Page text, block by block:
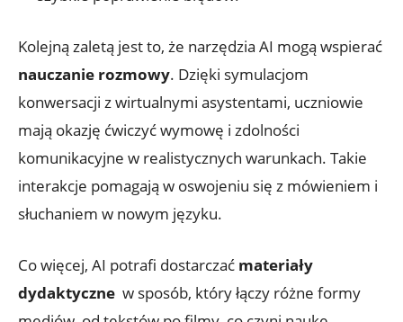
Kolejną zaletą ⁤jest to,​ że narzędzia AI ​mogą wspierać
nauczanie rozmowy. ⁣Dzięki ‍symulacjom​
konwersacji z⁣ wirtualnymi‍ asystentami, ⁤uczniowie
mają​ okazję ćwiczyć wymowę i ⁣zdolności
komunikacyjne w realistycznych warunkach. ⁣Takie
interakcje pomagają w oswojeniu się z mówieniem⁢ i
słuchaniem w nowym języku.
Co ‍więcej,‌ AI potrafi dostarczać materiały ​
dydaktyczne ⁣ w sposób,⁤ który‍ łączy‌ różne formy